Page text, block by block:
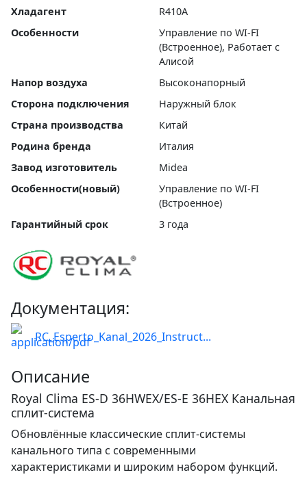
Хладагент
R410A
Особенности
Управление по WI-FI
(Встроенное), Работает с
Алисой
Напор воздуха
Высоконапорный
Сторона подключения
Наружный блок
Страна производства
Китай
Родина бренда
Италия
Завод изготовитель
Midea
Особенности(новый)
Управление по WI-FI
(Встроенное)
Гарантийный срок
3 года
Документация:
RC_Esperto_Kanal_2026_Instruct...
Описание
Royal Clima ES-D 36HWEX/ES-E 36HEX Канальная
сплит-система
Обновлённые классические сплит-системы
канального типа с современными
характеристиками и широким набором функций.